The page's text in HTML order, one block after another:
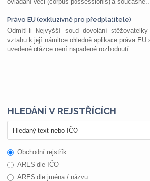
ovládání věci (corpus possessionis) a současně...
Právo EU (exkluzivně pro předplatitele)
Odmítl-li Nejvyšší soud dovolání
vztahu k její námitce ohledně aplikace práva EU
uvedené otázce není napadené rozhodnutí...
HLEDÁNÍ V REJSTŘÍCÍCH
Obchodní rejstřík
ARES dle IČO
ARES dle jména / názvu